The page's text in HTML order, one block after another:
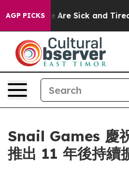
AGP PICKSAre Sick and Tired of
Snail Games 慶
推出 11 年後持續